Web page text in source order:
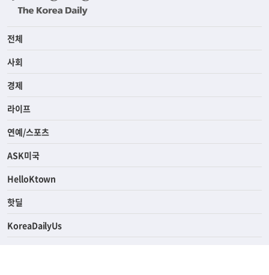
전체
사회
경제
라이프
연예/스포츠
ASK미국
HelloKtown
핫딜
KoreaDailyUs